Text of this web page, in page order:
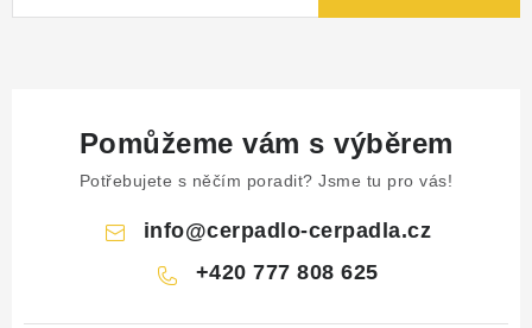
Pomůžeme vám s výběrem
Potřebujete s něčím poradit? Jsme tu pro vás!
info@cerpadlo-cerpadla.cz
+420 777 808 625